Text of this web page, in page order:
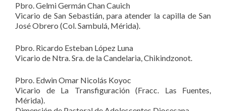
Pbro. Gelmi Germán Chan Cauich
Vicario de San Sebastián, para atender la capilla de San
José Obrero (Col. Sambulá, Mérida).
Pbro. Ricardo Esteban López Luna
Vicario de Ntra. Sra. de la Candelaria, Chikindzonot.
Pbro. Edwin Omar Nicolás Koyoc
Vicario de La Transfiguración (Fracc. Las Fuentes,
Mérida).